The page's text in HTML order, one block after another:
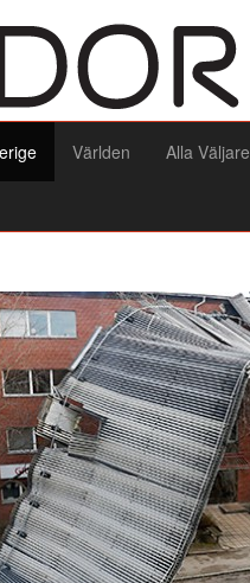
Världen Alla Väljare